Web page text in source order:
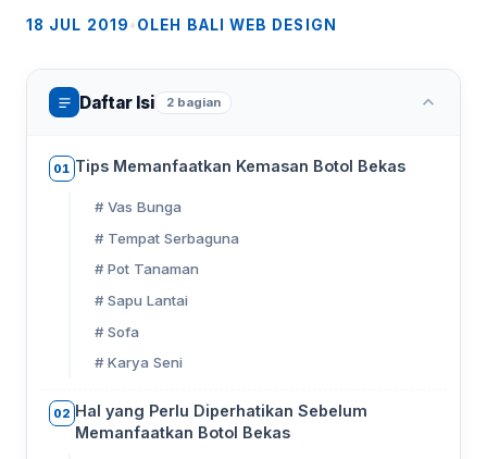
18 JUL 2019•OLEH BALI WEB DESIGN
Daftar Isi 2 bagian
01 Tips Memanfaatkan Kemasan Botol Bekas
# Vas Bunga
# Tempat Serbaguna
# Pot Tanaman
# Sapu Lantai
# Sofa
# Karya Seni
02 Hal yang Perlu Diperhatikan Sebelum
Memanfaatkan Botol Bekas